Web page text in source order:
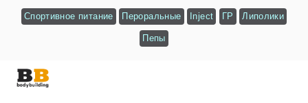
Спортивное питание Пероральные Inject ГР Липолики
Пепы